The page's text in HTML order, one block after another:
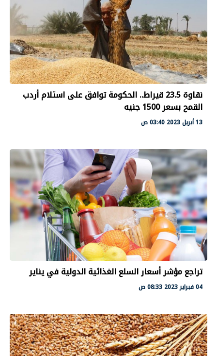
نقاوة 23.5 قيراط.. الحكومة توافق على استلام أردب
القمح بسعر 1500 جنيه
13 أبريل 2023 03:40 ص
تراجع مؤشر أسعار السلع الغذائية الدولية في يناير
04 فبراير 2023 08:33 ص